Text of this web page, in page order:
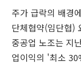
주가 급락의 배경
단체협약(임단협)
중공업 노조는 지
업이익의 '최소